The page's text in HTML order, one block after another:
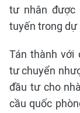
tư nhân được
tuyến trong dự
Tán thành với
tư chuyển
đầu tư cho
cầu quốc